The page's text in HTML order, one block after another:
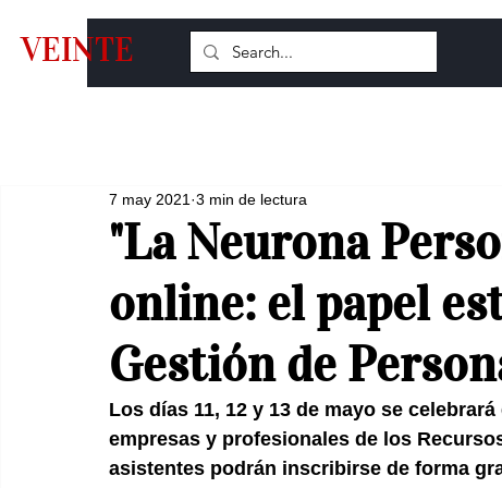
VEINTE
"La Neurona
online: el papel
Gestión de
7 may 2021 3 min de lectura
Los días 11, 12 y 13 de mayo se
empresas y profesionales de los
asistentes podrán inscribirse de forma